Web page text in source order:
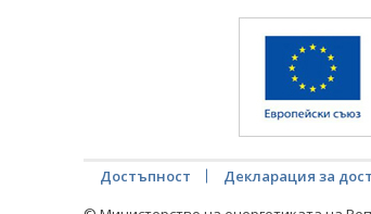
Достъпност Декларация за